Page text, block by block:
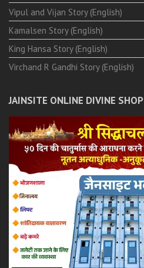
Vipul and Vijan Story (English)
Kamalsen Story (English)
King Hansa Story (English)
Virchand R Gandhi Story (English)
JAINSITE ONLINE DIVINE SHOP